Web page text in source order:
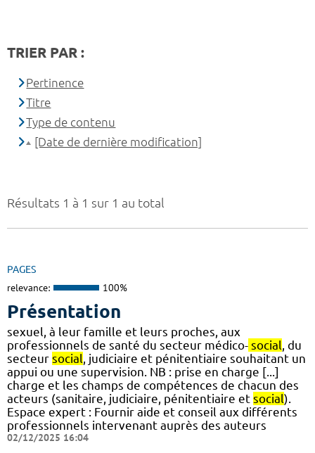
Résultats 1 à 1 sur 1 au total
PAGES
relevance: 100%
Présentation
sexuel, à leur famille et leurs proches, aux
professionnels de santé du secteur médico- social , du
secteur social , judiciaire et pénitentiaire souhaitant un
appui ou une supervision. NB : prise en charge [...]
charge et les champs de compétences de chacun des
acteurs (sanitaire, judiciaire, pénitentiaire et social).
Espace expert : Fournir aide et conseil aux différents
professionnels intervenant auprès des auteurs
02/12/2025 16:04
TRIER PAR :
Pertinence
Titre
Type de contenu
[Date de dernière modification]